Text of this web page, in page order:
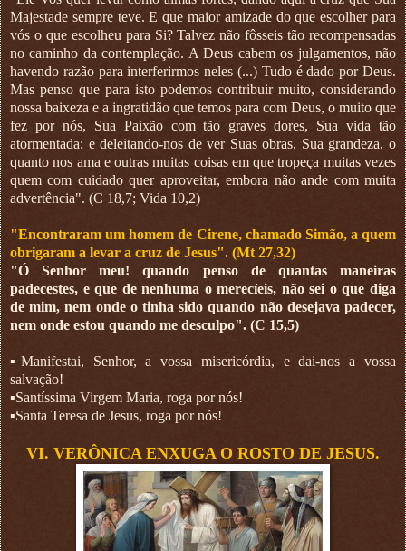
Majestade sempre teve. E que maior amizade do que escolher para
vós o que escolheu para Si? Talvez não fôsseis tão recompensadas
no caminho da contemplação. A Deus cabem os julgamentos, não
havendo razão para interferirmos neles (...) Tudo é dado por Deus.
Mas penso que para isto podemos contribuir muito, considerando
nossa baixeza e a ingratidão que temos para com Deus, o muito que
fez por nós, Sua Paixão com tão graves dores, Sua vida tão
atormentada; e deleitando-nos de ver Suas obras, Sua grandeza, o
quanto nos ama e outras muitas coisas em que tropeça muitas vezes
quem com cuidado quer aproveitar, embora não ande com muita
advertência". (C 18,7; Vida 10,2)
"Encontraram um homem de Cirene, chamado Simão, a quem
obrigaram a levar a cruz de Jesus". (Mt 27,32)
"Ó Senhor meu! quando penso de quantas maneiras
padecestes, e que de nenhuma o merecíeis, não sei o que diga
de mim, nem onde o tinha sido quando não desejava padecer,
nem onde estou quando me desculpo". (C 15,5)
▪︎Manifestai, Senhor, a vossa misericórdia, e dai-nos a vossa
salvação!
▪︎Santíssima Virgem Maria, roga por nós!
▪︎Santa Teresa de Jesus, roga por nós!
VI. VERÔNICA ENXUGA O ROSTO DE JESUS.